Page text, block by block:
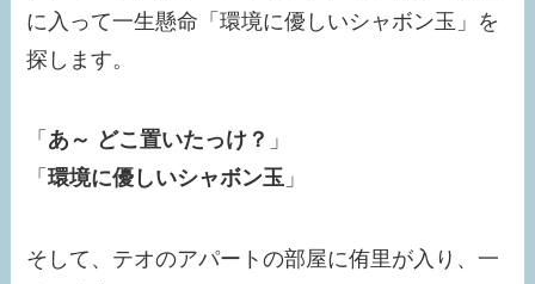
に入って一生懸命「環境に優しいシャボン玉」を
探します。
「 あ～ どこ置いたっけ？ 」
「環境に優しいシャボン玉 」
そして、テオのアパートの部屋に侑里が入り、一